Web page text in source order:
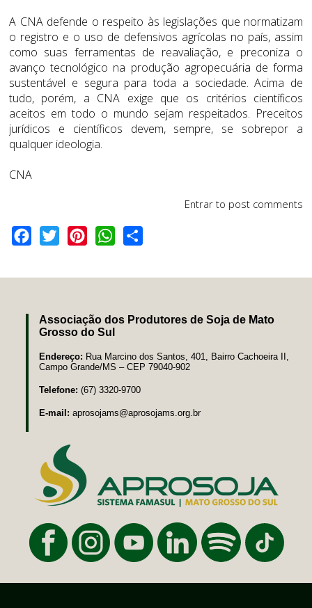
A CNA defende o respeito às legislações que normatizam
o registro e o uso de defensivos agrícolas no país, assim
como suas ferramentas de reavaliação, e preconiza o
avanço tecnológico na produção agropecuária de forma
sustentável e segura para toda a sociedade. Acima de
tudo, porém, a CNA exige que os critérios científicos
aceitos em todo o mundo sejam respeitados. Preceitos
jurídicos e científicos devem, sempre, se sobrepor a
qualquer ideologia.
CNA
Entrar to post comments
Facebook
Twitter PinterestWhatsApp
Associação dos Produtores de Soja de Mato
Grosso do Sul
Endereço: Rua Marcino dos Santos, 401, Bairro Cachoeira II,
Campo Grande/MS – CEP 79040-902
Telefone: (67) 3320-9700
E-mail: aprosojams@aprosojams.org.br